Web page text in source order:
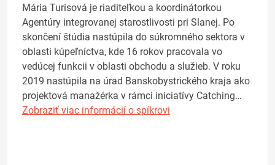
Mária Turisová je riaditeľkou a koordinátorkou
Agentúry integrovanej starostlivosti pri Slanej. Po
skončení štúdia nastúpila do súkromného sektora v
oblasti kúpeľníctva, kde 16 rokov pracovala vo
vedúcej funkcii v oblasti obchodu a služieb. V roku
2019 nastúpila na úrad Banskobystrického kraja ako
projektová manažérka v rámci iniciatívy Catching…
Zobraziť viac informácií o spíkrovi